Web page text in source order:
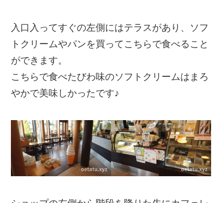
入口入ってすぐの左側にはテラスがあり、ソフ
トクリームやパンを買ってこちらで食べること
ができます。
こちらで食べたびわ味のソフトクリームはまろ
やかで美味しかったです♪